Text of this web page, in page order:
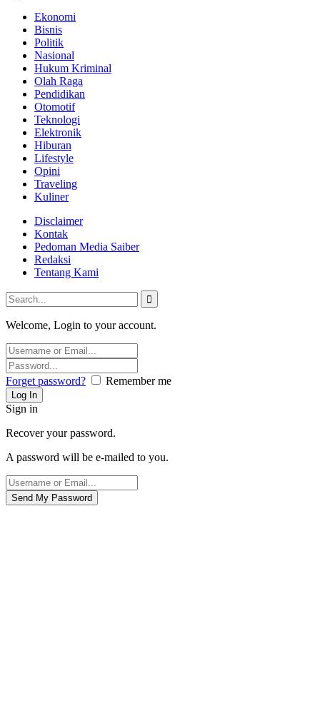
Ekonomi
Bisnis
Politik
Nasional
Hukum Kriminal
Olah Raga
Pendidikan
Otomotif
Teknologi
Elektronik
Hiburan
Lifestyle
Opini
Traveling
Kuliner
Disclaimer
Kontak
Pedoman Media Saiber
Redaksi
Tentang Kami
Welcome, Login to your account.
Forget password? Remember me
Sign in
Recover your password.
A password will be e-mailed to you.